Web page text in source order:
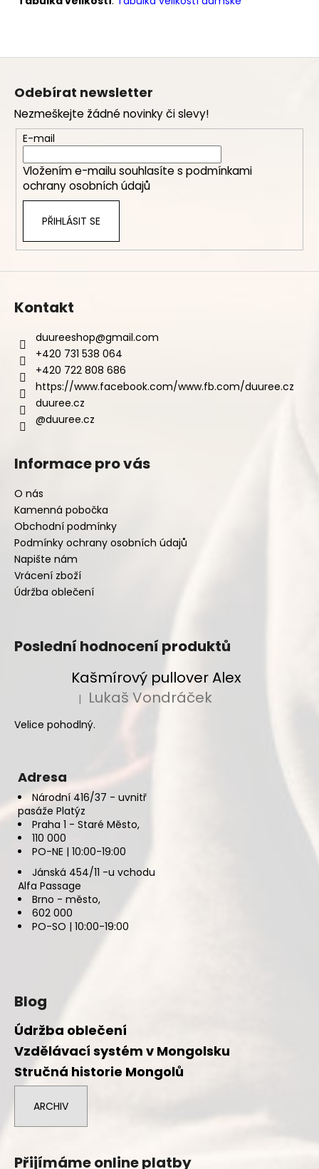
Z
Odebírat newsletter
Nezmeškejte žádné novinky či slevy!
E-mail
Vložením e-mailu souhlasíte s podmínkami
ochrany osobních údajů
PŘIHLÁSIT SE
Kontakt
duureeshop@gmail.com
+420 731 538 064
+420 722 808 686
https://www.facebook.com/www.fb.com/duuree.cz
duuree.cz
@duuree.cz
Informace pro vás
O nás
Kamenná pobočka
Obchodní podmínky
Podmínky ochrany osobních údajů
Napište nám
Vrácení zboží
Údržba oblečení
Poslední hodnocení produktů
Kašmírový pullover Alex
Hodnocení produktu je 5 z 5 hvězdiček.
| Lukaš Vondráček
Velice pohodlný.
Adresa
Národní 416/37 - uvnitř
pasáže Platýz
Praha 1 - Staré Město,
110 000
PO-NE | 10:00-19:00
Jánská 454/11 -u vchodu
Alfa Passage
Brno - město,
602 000
PO-SO | 10:00-19:00
Blog
Údržba oblečení
Vzdělávací systém v Mongolsku
Stručná historie Mongolů
ARCHIV
Přijímáme online platby